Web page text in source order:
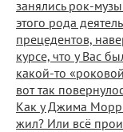
занялись рок-
этого рода
прецедентов,
курсе, что у Вас
какой-то
вот так
Как у Джима
жил? Или всё